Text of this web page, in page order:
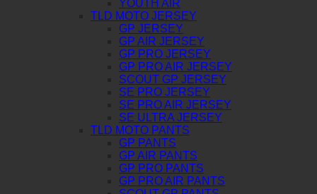
YOUTH AIR
TLD MOTO JERSEY
GP JERSEY
GP AIR JERSEY
GP PRO JERSEY
GP PRO AIR JERSEY
SCOUT GP JERSEY
SE PRO JERSEY
SE PRO AIR JERSEY
SE ULTRA JERSEY
TLD MOTO PANTS
GP PANTS
GP AIR PANTS
GP PRO PANTS
GP PRO AIR PANTS